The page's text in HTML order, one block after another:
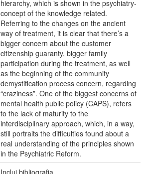
hierarchy, which is shown in the psychiatry-
concept of the knowledge related.
Referring to the changes on the ancient
way of treatment, it is clear that there’s a
bigger concern about the customer
citizenship guaranty, bigger family
participation during the treatment, as well
as the beginning of the community
demystification process concern, regarding
“craziness”. One of the biggest concerns of
mental health public policy (CAPS), refers
to the lack of maturity to the
interdisciplinary approach, which, in a way,
still portraits the difficulties found about a
real understanding of the principles shown
in the Psychiatric Reform.
Inclui bibliografia.